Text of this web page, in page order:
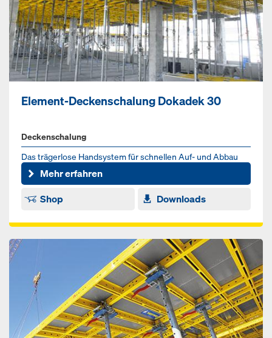
Element-Deckenschalung Dokadek 30
Deckenschalung
Das trägerlose Handsystem für schnellen Auf- und Abbau
Mehr erfahren
Shop
Downloads